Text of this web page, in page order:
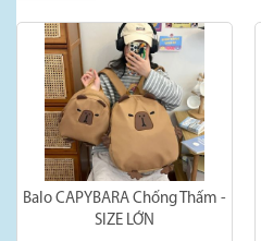
Balo CAPYBARA Chống Thấm -
SIZE LỚN